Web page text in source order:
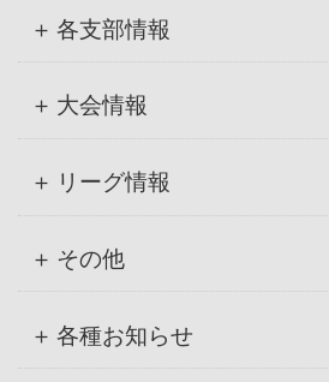
各支部情報
大会情報
リーグ情報
その他
各種お知らせ